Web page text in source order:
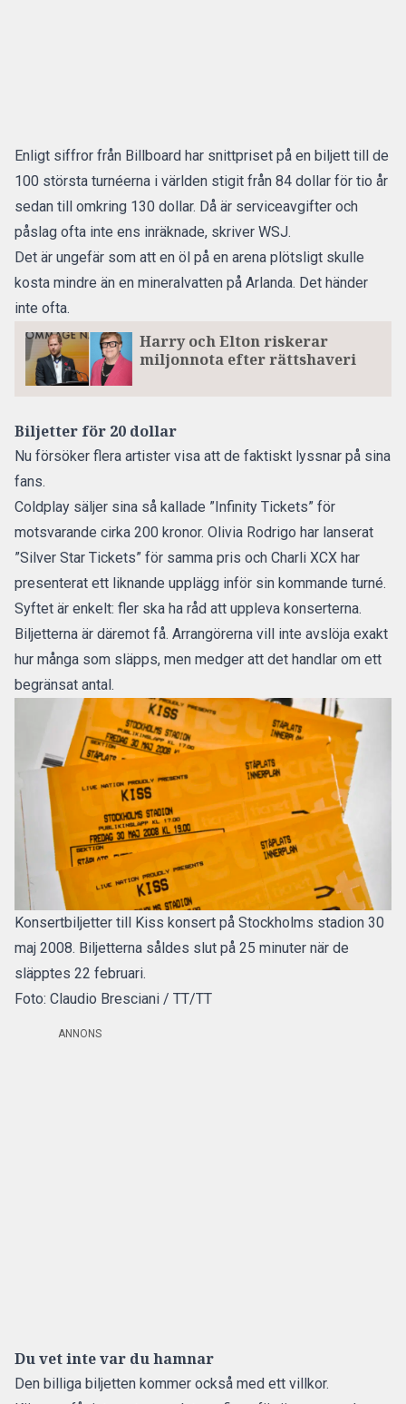
Enligt siffror från Billboard har snittpriset på en biljett till de
100 största turnéerna i världen stigit från 84 dollar för tio år
sedan till omkring 130 dollar. Då är serviceavgifter och
påslag ofta inte ens inräknade, skriver WSJ.
Det är ungefär som att en öl på en arena plötsligt skulle
kosta mindre än en mineralvatten på Arlanda. Det händer
inte ofta.
Harry och Elton riskerar
miljonnota efter rättshaveri
Biljetter för 20 dollar
Nu försöker flera artister visa att de faktiskt lyssnar på sina
fans.
Coldplay säljer sina så kallade ”Infinity Tickets” för
motsvarande cirka 200 kronor. Olivia Rodrigo har lanserat
”Silver Star Tickets” för samma pris och Charli XCX har
presenterat ett liknande upplägg inför sin kommande turné.
Syftet är enkelt: fler ska ha råd att uppleva konserterna.
Biljetterna är däremot få. Arrangörerna vill inte avslöja exakt
hur många som släpps, men medger att det handlar om ett
begränsat antal.
Konsertbiljetter till Kiss konsert på Stockholms stadion 30
maj 2008. Biljetterna såldes slut på 25 minuter när de
släpptes 22 februari.
Foto: Claudio Bresciani / TT/TT
ANNONS
Du vet inte var du hamnar
Den billiga biljetten kommer också med ett villkor.